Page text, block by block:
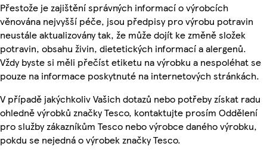
Přestože je zajištění správných informací o výrobcích
věnována nejvyšší péče, jsou předpisy pro výrobu potravin
neustále aktualizovány tak, že může dojít ke změně složek
potravin, obsahu živin, dietetických informací a alergenů.
Vždy byste si měli přečíst etiketu na výrobku a nespoléhat se
pouze na informace poskytnuté na internetových stránkách.
V případě jakýchkoliv Vašich dotazů nebo potřeby získat radu
ohledně výrobků značky Tesco, kontaktujte prosím Oddělení
pro služby zákazníkům Tesco nebo výrobce daného výrobku,
pokdu se nejedná o výrobek značky Tesco.